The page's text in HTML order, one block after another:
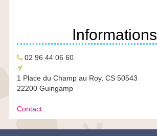
Informations
Téléphone
02 96 44 06 60
Adresse
1 Place du Champ au Roy, CS 50543
22200 Guingamp
Contact